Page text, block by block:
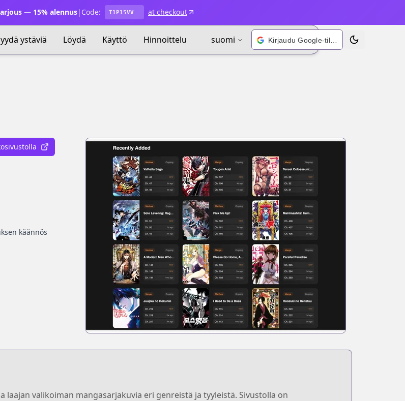
— 15% alennus| Code: T1P15VV at checkout
ystäviä Löydä Käyttö Hinnoittelu suomi Kirjaudu Google-tilillä Vaihda teema
käännös
valikoiman mangasarjakuvia eri genreistä ja tyyleistä. Sivustolla on